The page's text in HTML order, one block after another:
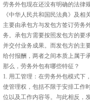
劳务外包现在还没有明确的法律
《中华人民共和国民法典》及相
主要由承包方与发包方签订劳务
务。承包方需要按照发包方的要
并交付业务成果。而发包方的主
给付报酬，两者之间本质上属于
那么，劳务外包有哪些特征？
1. 用工管理：在劳务外包模式下
使管理权，包括不限于安排工作
位以及工作内容等。与此相反，